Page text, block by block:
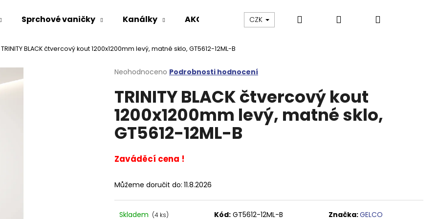
Sprchové vaničky Kanálky AKCE % Výprodej Vany a umyvadla
CZK Hledat PřihlášeníNákupní
TRINITY BLACK čtvercový kout 1200x1200mm levý, matné sklo, GT5612-12ML-B
Průměrné
produktu
0,0
5
hvězdiček.
Neohodnoceno Podrobnosti hodnocení
TRINITY BLACK čtvercový kout
1200x1200mm levý, matné sklo,
GT5612-12ML-B
Zaváděcí cena !
Můžeme doručit do: 11.8.2026
Skladem (4 ks) Kód: GT5612-12ML-B Značka:GELCO
Co potřebujete najít?
HLEDAT
VARIO SPRCHOVÁ ZÁSTĚNA 1000 MM VOLCANO CHROM SPRCHOVÉ DVEŘE